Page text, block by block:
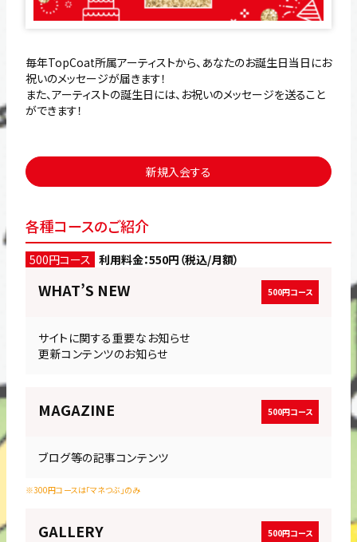
毎年TopCoat所属アーティストから、あなたのお誕生日当日にお
祝いのメッセージが届きます！
また、アーティストの誕生日には、お祝いのメッセージを送ること
ができます！
新規入会する
各種コースのご紹介
500円コース 利用料金：550円（税込/月額）
WHAT’S NEW 500円コース
サイトに関する重要なお知らせ
更新コンテンツのお知らせ
MAGAZINE 500円コース
ブログ等の記事コンテンツ
※300円コースは「マネつぶ」のみ
GALLERY 500円コース